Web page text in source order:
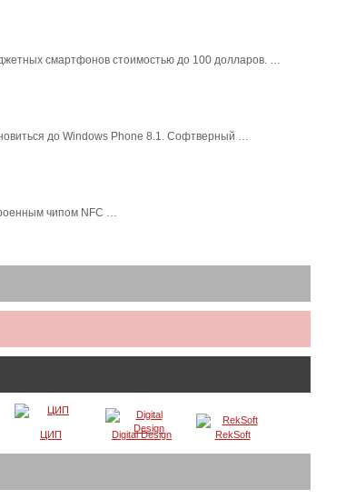
смартфонов стоимостью до 100 долларов. …
до Windows Phone 8.1. Софтверный …
чипом NFC …
ЦИП Digital Design RekSoft